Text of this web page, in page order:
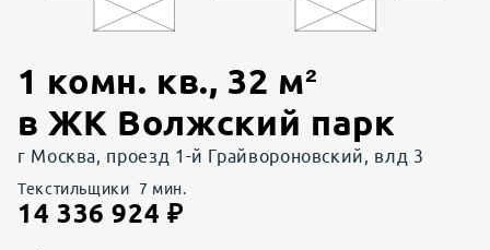
1 комн. кв., 32 м²
вЖК Волжский парк
г Москва, проезд 1-й Грайвороновский, влд 3
Текстильщики 7 мин.
14 336 924 ₽